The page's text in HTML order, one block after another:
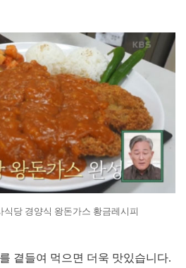
식당 경양식 왕돈가스 황금레시피
곁들여 먹으면 더욱 맛있습니다.